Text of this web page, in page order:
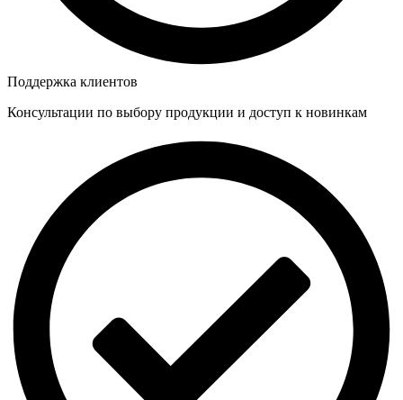
Поддержка клиентов
Консультации по выбору продукции и доступ к новинкам